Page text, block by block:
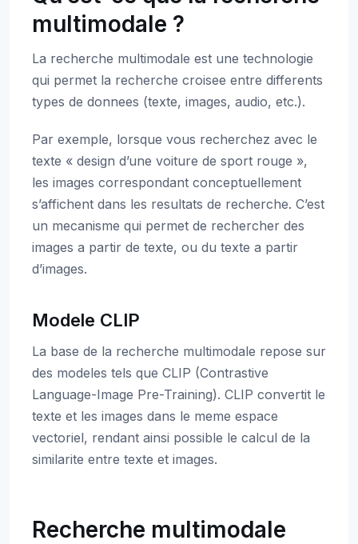
multimodale ?
La recherche multimodale est une technologie
qui permet la recherche croisee entre differents
types de donnees (texte, images, audio, etc.).
Par exemple, lorsque vous recherchez avec le
texte « design d’une voiture de sport rouge »,
les images correspondant conceptuellement
s’affichent dans les resultats de recherche. C’est
un mecanisme qui permet de rechercher des
images a partir de texte, ou du texte a partir
d’images.
Modele CLIP
La base de la recherche multimodale repose sur
des modeles tels que CLIP (Contrastive
Language-Image Pre-Training). CLIP convertit le
texte et les images dans le meme espace
vectoriel, rendant ainsi possible le calcul de la
similarite entre texte et images.
Recherche multimodale